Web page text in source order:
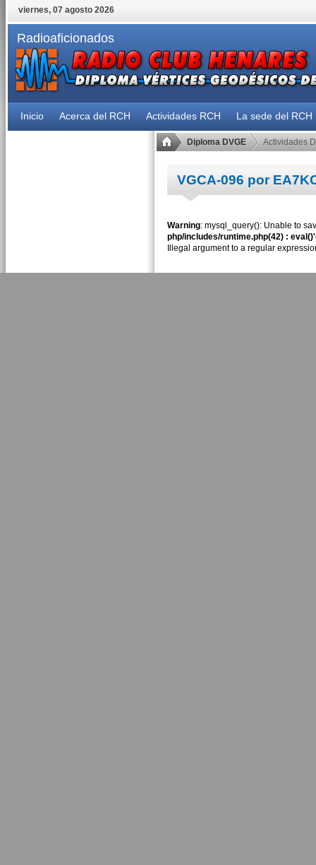
viernes, 07 agosto 2026
Radioaficionados
Inicio Acerca del RCH Actividades RCH La sede del RCH
Diploma DVGE Actividades
VGCA-096 por
Warning: mysql_query(): Unable to
php/includes/runtime.php(42) :
Illegal argument to a regular